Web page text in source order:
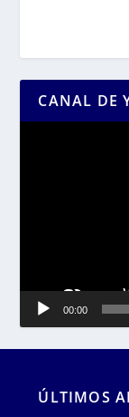
CANAL DE
00:00
ÚLTIMOS